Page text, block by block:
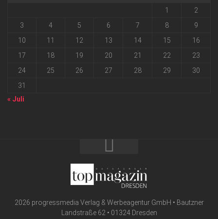
1
2
3
4 5 6 7 8
9
10
11 12 13 14 15
16
17
18 19 20 21 22
23
24
25 26 27 28 29
30
31
« Juli
2026 progressmedia Verlag & Werbeagentur GmbH • Bautzner
Landstraße 62 • 01324 Dresden